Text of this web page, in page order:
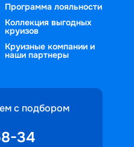
Программа лояльности
Коллекция выгодных
круизов
Круизные компании и
наши партнеры
с подбором
34